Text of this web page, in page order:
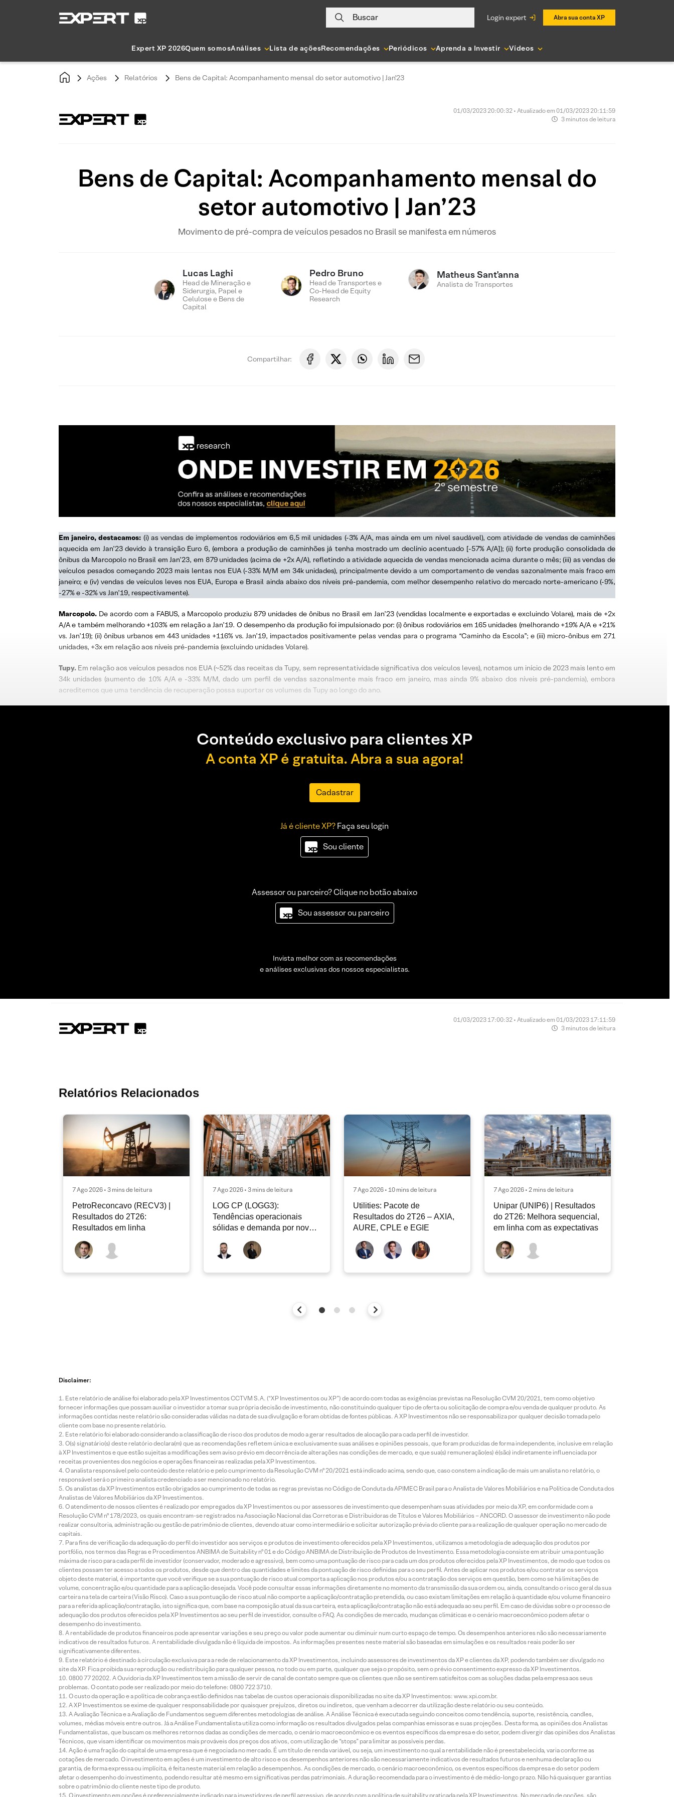
Buscar login expert Abra sua conta XP
Expert XP 2026Quem somosAnálises Lista de açõesRecomendações Periódicos Aprenda a Investir Vídeos
Ações Relatórios Bens de Capital: Acompanhamento mensal do setor automotivo | Jan'23
01/03/2023 20:00:32 • Atualizado em 01/03/2023 20:11:59
3 minutos de leitura
Bens de Capital: Acompanhamento mensal do
setor automotivo | Jan’23
Movimento de pré-compra de veículos pesados no Brasil se manifesta em números
Lucas Laghi
Head de Mineração e
Siderurgia, Papel e
Celulose e Bens de
Capital
Pedro Bruno
Head de Transportes e
Co-Head de Equity
Research
Matheus Sant'anna
Analista de Transportes
Compartilhar:
Em janeiro, destacamos: (i) as vendas de implementos rodoviários em 6,5 mil unidades (-3% A/A, mas ainda em um nível saudável), com atividade de vendas de caminhões
aquecida em Jan’23 devido à transição Euro 6, (embora a produção de caminhões já tenha mostrado um declínio acentuado [-57% A/A]); (ii) forte produção consolidada de
ônibus da Marcopolo no Brasil em Jan’23, em 879 unidades (acima de +2x A/A), refletindo a atividade aquecida de vendas mencionada acima durante o mês; (iii) as vendas de
veículos pesados começando 2023 mais lentas nos EUA (-33% M/M em 34k unidades), principalmente devido a um comportamento de vendas sazonalmente mais fraco em
janeiro; e (iv) vendas de veículos leves nos EUA, Europa e Brasil ainda abaixo dos níveis pré-pandemia, com melhor desempenho relativo do mercado norte-americano (-9%,
-27% e -32% vs Jan’19, respectivamente).
Marcopolo. De acordo com a FABUS, a Marcopolo produziu 879 unidades de ônibus no Brasil em Jan’23 (vendidas localmente e exportadas e excluindo Volare), mais de +2x
A/A e também melhorando +103% em relação a Jan’19. O desempenho da produção foi impulsionado por: (i) ônibus rodoviários em 165 unidades (melhorando +19% A/A e +21%
vs. Jan’19); (ii) ônibus urbanos em 443 unidades +116% vs. Jan’19, impactados positivamente pelas vendas para o programa “Caminho da Escola”; e (iii) micro-ônibus em 271
unidades, +3x em relação aos níveis pré-pandemia (excluindo unidades Volare).
Tupy. Em relação aos veículos pesados nos EUA (~52% das receitas da Tupy, sem representatividade significativa dos veículos leves), notamos um início de 2023 mais lento em
34k unidades (aumento de 10% A/A e -33% M/M, dado um perfil de vendas sazonalmente mais fraco em janeiro, mas ainda 9% abaixo dos níveis pré-pandemia), embora
acreditemos que uma tendência de recuperação possa suportar os volumes da Tupy ao longo do ano.
Conteúdo exclusivo para clientes XP
A conta XP é gratuita. Abra a sua agora!
Cadastrar
Já é cliente XP?Faça seu login
Sou cliente
Assessor ou parceiro? Clique no botão abaixo
Sou assessor ou parceiro
Invista melhor com as recomendações
e análises exclusivas dos nossos especialistas.
01/03/2023 17:00:32 • Atualizado em 01/03/2023 17:11:59
3 minutos de leitura
Relatórios Relacionados
7 Ago 2026 • 3 mins de leitura
PetroReconcavo (RECV3) |
Resultados do 2T26:
Resultados em linha
7 Ago 2026 • 3 mins de leitura
LOG CP (LOGG3):
Tendências operacionais
sólidas e demanda por nova
reciclagem de ativos
7 Ago 2026 • 10 mins de leitura
Utilities: Pacote de
Resultados do 2T26 – AXIA,
AURE, CPLE e EGIE
7 Ago 2026 • 2 mins de leitura
Unipar (UNIP6) | Resultados
do 2T26: Melhora sequencial,
em linha com as expectativas
Disclaimer:
Este relatório de análise foi elaborado pela XP Investimentos CCTVM S.A. (“XP Investimentos ou XP”) de acordo com todas as exigências previstas na Resolução CVM 20/2021, tem como objetivo
fornecer informações que possam auxiliar o investidor a tomar sua própria decisão de investimento, não constituindo qualquer tipo de oferta ou solicitação de compra e/ou venda de qualquer produto. As
informações contidas neste relatório são consideradas válidas na data de sua divulgação e foram obtidas de fontes públicas. A XP Investimentos não se responsabiliza por qualquer decisão tomada pelo
cliente com base no presente relatório.
Este relatório foi elaborado considerando a classificação de risco dos produtos de modo a gerar resultados de alocação para cada perfil de investidor.
O(s) signatário(s) deste relatório declara(m) que as recomendações refletem única e exclusivamente suas análises e opiniões pessoais, que foram produzidas de forma independente, inclusive em relação
à XP Investimentos e que estão sujeitas a modificações sem aviso prévio em decorrência de alterações nas condições de mercado, e que sua(s) remuneração(es) é(são) indiretamente influenciada por
receitas provenientes dos negócios e operações financeiras realizadas pela XP Investimentos.
O analista responsável pelo conteúdo deste relatório e pelo cumprimento da Resolução CVM nº 20/2021 está indicado acima, sendo que, caso constem a indicação de mais um analista no relatório, o
responsável será o primeiro analista credenciado a ser mencionado no relatório.
Os analistas da XP Investimentos estão obrigados ao cumprimento de todas as regras previstas no Código de Conduta da APIMEC Brasil para o Analista de Valores Mobiliários e na Política de Conduta dos
Analistas de Valores Mobiliários da XP Investimentos.
O atendimento de nossos clientes é realizado por empregados da XP Investimentos ou por assessores de investimento que desempenham suas atividades por meio da XP, em conformidade com a
Resolução CVM nº 178/2023, os quais encontram-se registrados na Associação Nacional das Corretoras e Distribuidoras de Títulos e Valores Mobiliários – ANCORD. O assessor de investimento não pode
realizar consultoria, administração ou gestão de patrimônio de clientes, devendo atuar como intermediário e solicitar autorização prévia do cliente para a realização de qualquer operação no mercado de
capitais.
Para fins de verificação da adequação do perfil do investidor aos serviços e produtos de investimento oferecidos pela XP Investimentos, utilizamos a metodologia de adequação dos produtos por
portfólio, nos termos das Regras e Procedimentos ANBIMA de Suitability nº 01 e do Código ANBIMA de Distribuição de Produtos de Investimento. Essa metodologia consiste em atribuir uma pontuação
máxima de risco para cada perfil de investidor (conservador, moderado e agressivo), bem como uma pontuação de risco para cada um dos produtos oferecidos pela XP Investimentos, de modo que todos os
clientes possam ter acesso a todos os produtos, desde que dentro das quantidades e limites da pontuação de risco definidas para o seu perfil. Antes de aplicar nos produtos e/ou contratar os serviços
objeto deste material, é importante que você verifique se a sua pontuação de risco atual comporta a aplicação nos produtos e/ou a contratação dos serviços em questão, bem como se há limitações de
volume, concentração e/ou quantidade para a aplicação desejada. Você pode consultar essas informações diretamente no momento da transmissão da sua ordem ou, ainda, consultando o risco geral da sua
carteira na tela de carteira (Visão Risco). Caso a sua pontuação de risco atual não comporte a aplicação/contratação pretendida, ou caso existam limitações em relação à quantidade e/ou volume financeiro
para a referida aplicação/contratação, isto significa que, com base na composição atual da sua carteira, esta aplicação/contratação não está adequada ao seu perfil. Em caso de dúvidas sobre o processo de
adequação dos produtos oferecidos pela XP Investimentos ao seu perfil de investidor, consulte o FAQ. As condições de mercado, mudanças climáticas e o cenário macroeconômico podem afetar o
desempenho do investimento.
A rentabilidade de produtos financeiros pode apresentar variações e seu preço ou valor pode aumentar ou diminuir num curto espaço de tempo. Os desempenhos anteriores não são necessariamente
indicativos de resultados futuros. A rentabilidade divulgada não é líquida de impostos. As informações presentes neste material são baseadas em simulações e os resultados reais poderão ser
significativamente diferentes.
Este relatório é destinado à circulação exclusiva para a rede de relacionamento da XP Investimentos, incluindo assessores de investimentos da XP e clientes da XP, podendo também ser divulgado no
site da XP. Fica proibida sua reprodução ou redistribuição para qualquer pessoa, no todo ou em parte, qualquer que seja o propósito, sem o prévio consentimento expresso da XP Investimentos.
0800 77 20202. A Ouvidoria da XP Investimentos tem a missão de servir de canal de contato sempre que os clientes que não se sentirem satisfeitos com as soluções dadas pela empresa aos seus
problemas. O contato pode ser realizado por meio do telefone: 0800 722 3710.
O custo da operação e a política de cobrança estão definidos nas tabelas de custos operacionais disponibilizadas no site da XP Investimentos: www.xpi.com.br.
A XP Investimentos se exime de qualquer responsabilidade por quaisquer prejuízos, diretos ou indiretos, que venham a decorrer da utilização deste relatório ou seu conteúdo.
A Avaliação Técnica e a Avaliação de Fundamentos seguem diferentes metodologias de análise. A Análise Técnica é executada seguindo conceitos como tendência, suporte, resistência, candles,
volumes, médias móveis entre outros. Já a Análise Fundamentalista utiliza como informação os resultados divulgados pelas companhias emissoras e suas projeções. Desta forma, as opiniões dos Analistas
Fundamentalistas, que buscam os melhores retornos dadas as condições de mercado, o cenário macroeconômico e os eventos específicos da empresa e do setor, podem divergir das opiniões dos Analistas
Técnicos, que visam identificar os movimentos mais prováveis dos preços dos ativos, com utilização de “stops” para limitar as possíveis perdas.
Ação é uma fração do capital de uma empresa que é negociada no mercado. É um título de renda variável, ou seja, um investimento no qual a rentabilidade não é preestabelecida, varia conforme as
cotações de mercado. O investimento em ações é um investimento de alto risco e os desempenhos anteriores não são necessariamente indicativos de resultados futuros e nenhuma declaração ou
garantia, de forma expressa ou implícita, é feita neste material em relação a desempenhos. As condições de mercado, o cenário macroeconômico, os eventos específicos da empresa e do setor podem
afetar o desempenho do investimento, podendo resultar até mesmo em significativas perdas patrimoniais. A duração recomendada para o investimento é de médio-longo prazo. Não há quaisquer garantias
sobre o patrimônio do cliente neste tipo de produto.
O investimento em opções é preferencialmente indicado para investidores de perfil agressivo, de acordo com a política de suitability praticada pela XP Investimentos. No mercado de opções, são